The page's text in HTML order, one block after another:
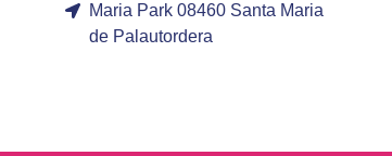
Maria Park 08460 Santa Maria
de Palautordera